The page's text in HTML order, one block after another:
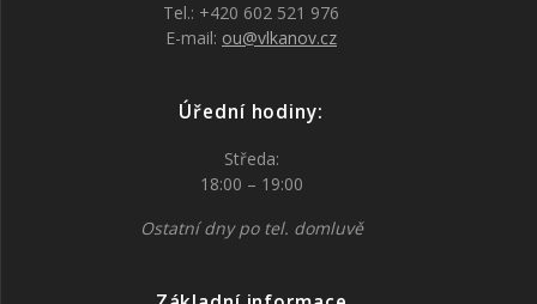
Tel.: +420 602 521 976
E-mail: ou@vlkanov.cz
Úřední hodiny:
Středa:
18:00 – 19:00
Ostatní dny po tel. domluvě